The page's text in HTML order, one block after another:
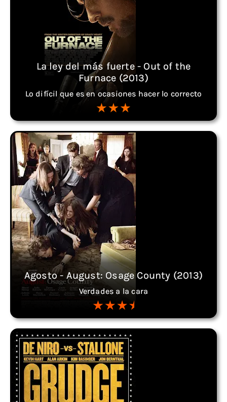
La ley del más fuerte - Out of the
Furnace (2013)
Lo difícil que es en ocasiones hacer lo correcto
Agosto - August: Osage County (2013)
Verdades a la cara